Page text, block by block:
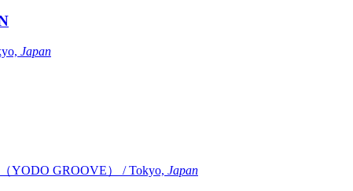
Japan
YODO GROOVE） / Tokyo, Japan